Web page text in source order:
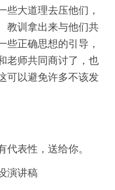
些大道理去压他们，
教训拿出来与他们共
些正确思想的引导，
老师共同商讨了，也
可以避免许多不该发
代表性，送给你。
演讲稿